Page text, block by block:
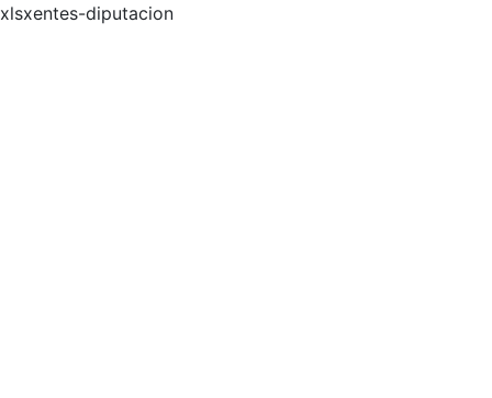
xlsxentes-diputacion